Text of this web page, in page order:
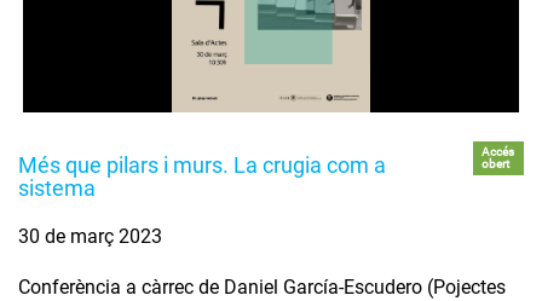
Més que pilars i murs. La crugia com a
sistema
Accés
obert
30 de març 2023
Conferència a càrrec de Daniel García-Escudero (Pojectes